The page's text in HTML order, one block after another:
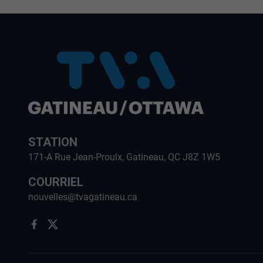
STATION
171-A Rue Jean-Proulx, Gatineau, QC J8Z 1W5
COURRIEL
nouvelles@tvagatineau.ca